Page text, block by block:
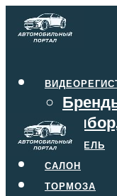
ДВИГАТЕЛЬ
САЛОН
ТОРМОЗА